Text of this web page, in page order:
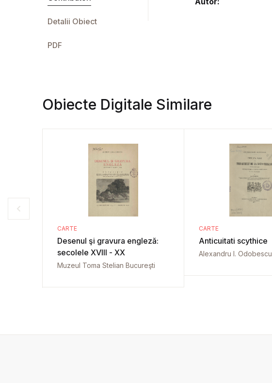
Detalii Obiect
PDF
Obiecte Digitale Similare
CARTE
Desenul şi gravura engleză:
secolele XVIII - XX
Muzeul Toma Stelian Bucureşti
CARTE
Anticuitati scythice
Alexandru I. Odobescu